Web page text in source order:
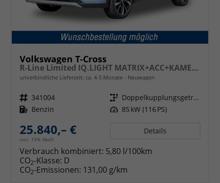
Volkswagen T-Cross
R-Line Limited IQ.LIGHT MATRIX+ACC+KAMERA+18'' ALU
unverbindliche Lieferzeit: ca. 4-5 Monate Neuwagen
Fahrzeugnr. 341004 Getriebe
Doppelkupplungsgetriebe (DSG)
Kraftstoff Benzin Leistung 85 kW (116 PS)
25.840,– €
incl. 19% MwSt.
Details
Verbrauch kombiniert: 5,80 l/100km
CO2-Klasse: D
CO2-Emissionen: 131,00 g/km